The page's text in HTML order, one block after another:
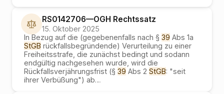
RS0142706—OGH Rechtssatz
15. Oktober 2025
In Bezug auf die (gegebenenfalls nach § 39 Abs 1a
StGB rückfallsbegründende) Verurteilung zu einer
Freiheitsstrafe, die zunächst bedingt und sodann
endgültig nachgesehen wurde, wird die
Rückfallsverjährungsfrist (§ 39 Abs 2 StGB: "seit
ihrer Verbüßung") ab…